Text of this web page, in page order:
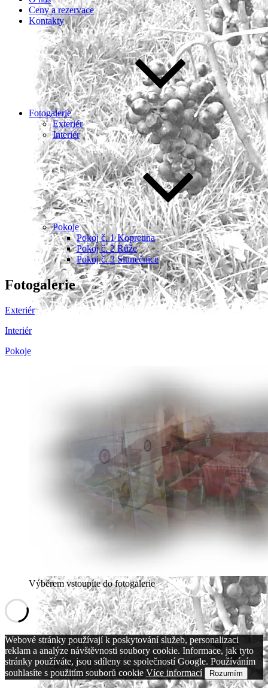
Ceny a rezervace
Kontakty
Fotogalerie
Exteriér
Interiér
Pokoje
Pokoj č. 1 Kopretina
Pokoj č. 2 Růže
Pokoj č. 3 Slunečnice
Fotogalerie
Exteriér
Interiér
Pokoje
Výběrem vstoupíte do fotogalerie
Webové stránky používají k poskytování služeb, personalizaci
reklam a analýze návštěvnosti soubory cookie. Informace, jak tyto
stránky používáte, jsou sdíleny se společností Google. Používáním
souhlasíte s použitím souborů cookie Více informací Rozumím